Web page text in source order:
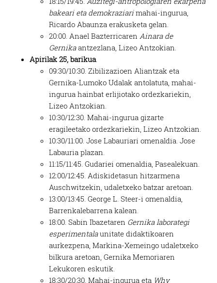
bakeari eta demokraziarimahai-ingurua,
Ricardo Abaunza erakusketa gelan.
20:00. Anael Bazterricaren Ainara de
Gernikaantzezlana, Lizeo Antzokian.
Apirilak 25, barikua.
09:30/10:30. Zibilizazioen Aliantzak eta
Gernika-Lumoko Udalak antolatuta, mahai-
ingurua hainbat erlijiotako ordezkariekin,
Lizeo Antzokian.
10:30/12:30. Mahai-ingurua gizarte
eragileetako ordezkariekin, Lizeo Antzokian.
10:30/11:00. Jose Labauriari omenaldia. Jose
Labauria plazan.
11:15/11:45. Gudariei omenaldia, Pasealekuan.
12:00/12:45. Adiskidetasun hitzarmena
Auschwitzekin, udaletxeko batzar aretoan.
13:00/13:45. George L. Steer-i omenaldia,
Barrenkalebarrena kalean.
18:00. Sabin Ibazetaren Gernika laborategi
esperimentalaunitate didaktikoaren
aurkezpena, Markina-Xemeingo udaletxeko
bilkura aretoan, Gernika Memoriaren
Lekukoren eskutik.
18:30/20:30. Mahai-ingurua eta Why